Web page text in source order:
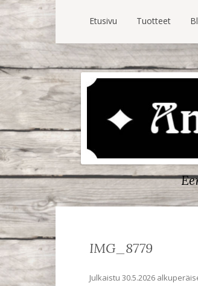
Etusivu Tuotteet
IMG_8779
Julkaistu 30.5.2026